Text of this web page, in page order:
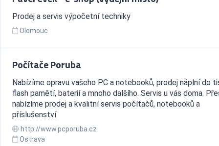
Prodej a servis výpočetní techniky
Olomouc
Počítače Poruba
Nabízíme opravu vašeho PC a notebooků, prodej náplní do
flash pamětí, baterií a mnoho dalšího. Servis u vás doma.
nabízíme prodej a kvalitní servis počítačů, notebooků a
příslušenství.
http://www.pcporuba.cz
Ostrava